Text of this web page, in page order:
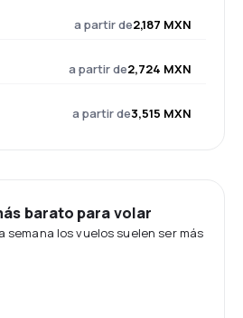
a partir de2,187 MXN
a partir de2,724 MXN
a partir de3,515 MXN
barato para volar
semana los vuelos suelen ser más